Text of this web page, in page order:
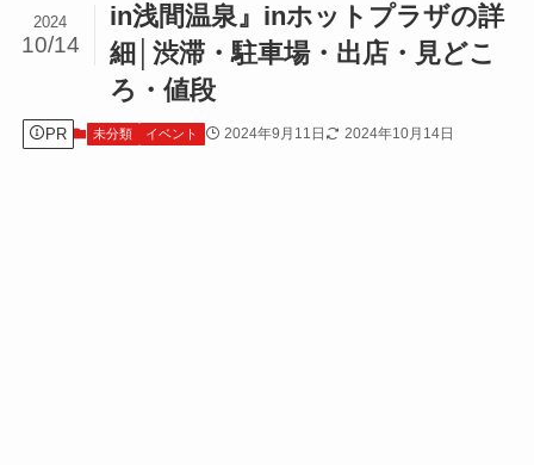
in浅間温泉』inホットプラザの詳
細│渋滞・駐車場・出店・見どこ
ろ・値段
2024
10/14
PR 未分類 イベント 2024年9月11日 2024年10月14日